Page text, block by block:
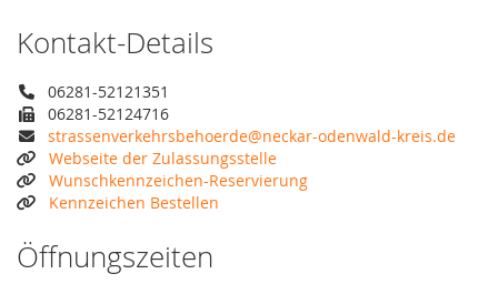
Kontakt-Details
06281-52121351
06281-52124716
strassenverkehrsbehoerde@neckar-odenwald-kreis.de
Webseite der Zulassungsstelle
Wunschkennzeichen-Reservierung
Kennzeichen Bestellen
Öffnungszeiten